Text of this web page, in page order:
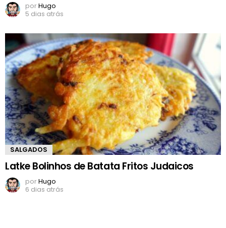
porHugo
5 dias atrás
SALGADOS
Latke Bolinhos de Batata Fritos Judaicos
porHugo
6 dias atrás